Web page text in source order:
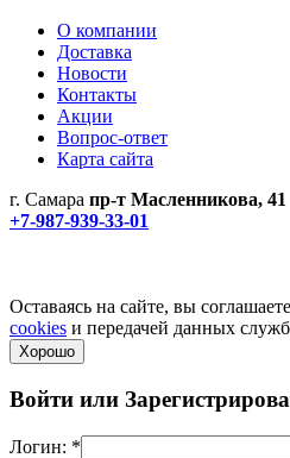
О компании
Доставка
Новости
Контакты
Акции
Вопрос-ответ
Карта сайта
г. Самара пр-т Масленникова, 41
+7-987-939-33-01
Оставаясь на сайте, вы
cookies и передачей данных
Хорошо
Войти или
Логин: *